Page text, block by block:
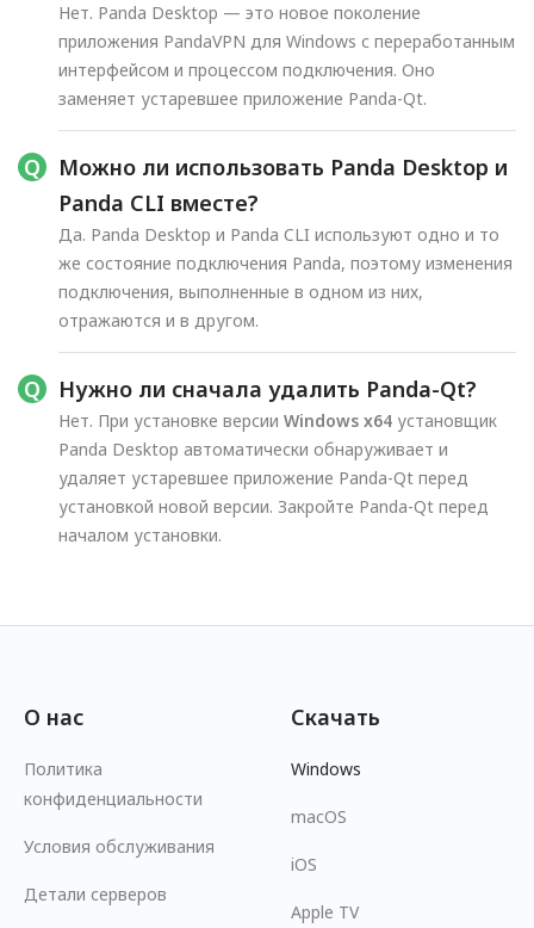
Нет. Panda Desktop — это новое поколение
приложения PandaVPN для Windows с переработанным
интерфейсом и процессом подключения. Оно
заменяет устаревшее приложение Panda-Qt.
Можно ли использовать Panda Desktop и
Panda CLI вместе?
Да. Panda Desktop и Panda CLI используют одно и то
же состояние подключения Panda, поэтому изменения
подключения, выполненные в одном из них,
отражаются и в другом.
Нужно ли сначала удалить Panda-Qt?
Нет. При установке версии Windows x64 установщик
Panda Desktop автоматически обнаруживает и
удаляет устаревшее приложение Panda-Qt перед
установкой новой версии. Закройте Panda-Qt перед
началом установки.
О нас
Политика
конфиденциальности
Условия обслуживания
Детали серверов
Скачать
Windows
macOS
iOS
Apple TV